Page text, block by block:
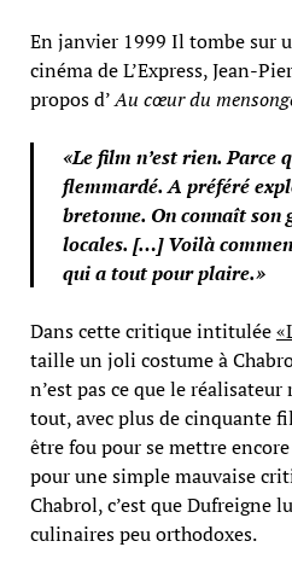
En janvier 1999 Il tombe sur
cinéma de L’Express, Jean-
propos d’Au cœur du
«Le film n’est rien. Parce
flemmardé. A préféré
bretonne. On connaît son
locales. […] Voilà
qui a tout pour plaire.»
Dans cette critique intitulée
taille un joli costume à
n’est pas ce que le
tout, avec plus de cinquante
être fou pour se mettre
pour une simple mauvaise
Chabrol, c’est que Dufreigne
culinaires peu orthodoxes.